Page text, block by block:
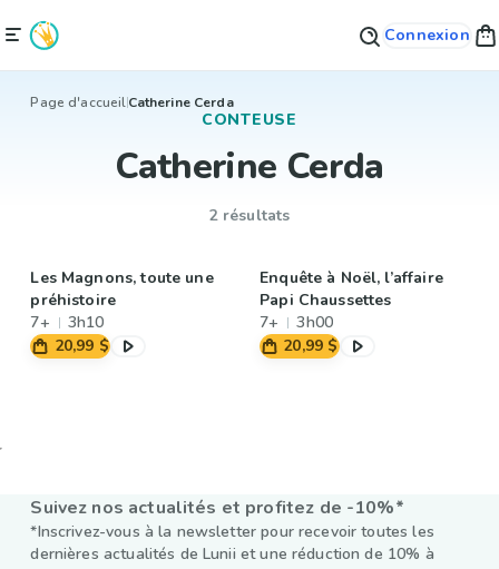
Connexion
Page d'accueilCatherine Cerda
CONTEUSE
Catherine Cerda
2 résultats
Les Magnons, toute une
préhistoire
7+
3h10
20,99 $
Enquête à Noël, l’affaire
Papi Chaussettes
7+
3h00
20,99 $
Suivez nos actualités et profitez de -10%*
*Inscrivez-vous à la newsletter pour recevoir toutes les
dernières actualités de Lunii et une réduction de 10% à